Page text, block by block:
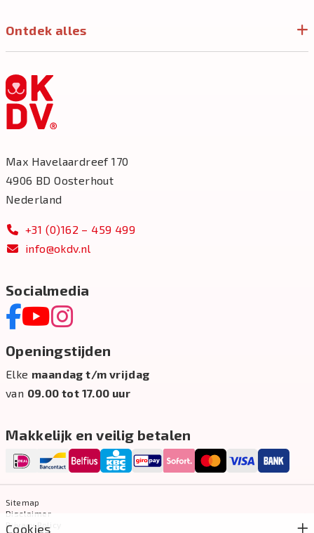
Ontdek alles
Max Havelaardreef 170
4906 BD Oosterhout
Nederland
+31 (0)162 – 459 499
info@okdv.nl
Socialmedia
Openingstijden
Elke maandag t/m vrijdag
van 09.00 tot 17.00 uur
Makkelijk en veilig betalen
Sitemap
Disclaimer
Privacy Policy
Cookies